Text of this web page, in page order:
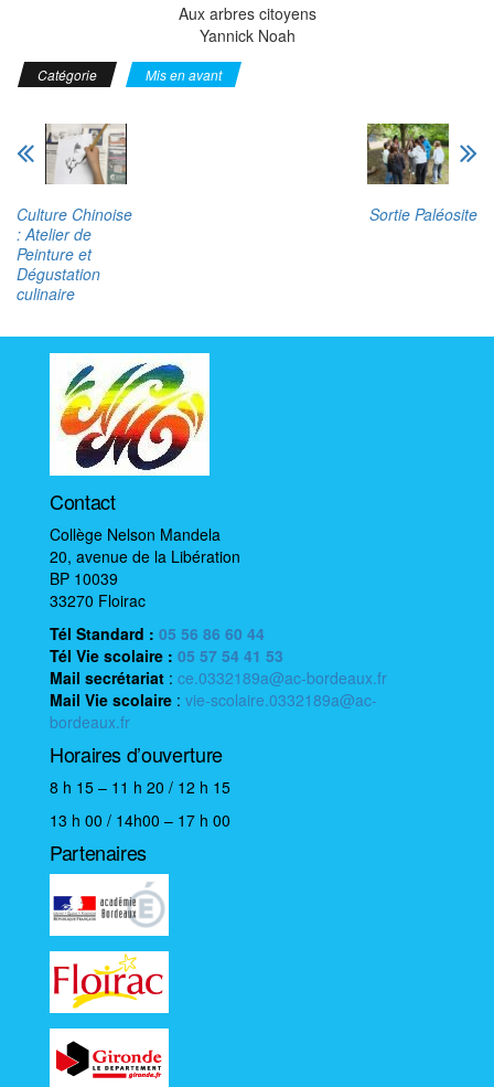
Aux arbres citoyens
Yannick Noah
Catégorie Mis en avant
Culture Chinoise
: Atelier de
Peinture et
Dégustation
culinaire
Sortie Paléosite
Contact
Collège Nelson Mandela
20, avenue de la Libération
BP 10039
33270 Floirac
Tél Standard : 05 56 86 60 44
Tél Vie scolaire : 05 57 54 41 53
Mail secrétariat : ce.0332189a@ac-bordeaux.fr
Mail Vie scolaire : vie-scolaire.0332189a@ac-
bordeaux.fr
Horaires d’ouverture
8 h 15 – 11 h 20 / 12 h 15
13 h 00 / 14h00 – 17 h 00
Partenaires